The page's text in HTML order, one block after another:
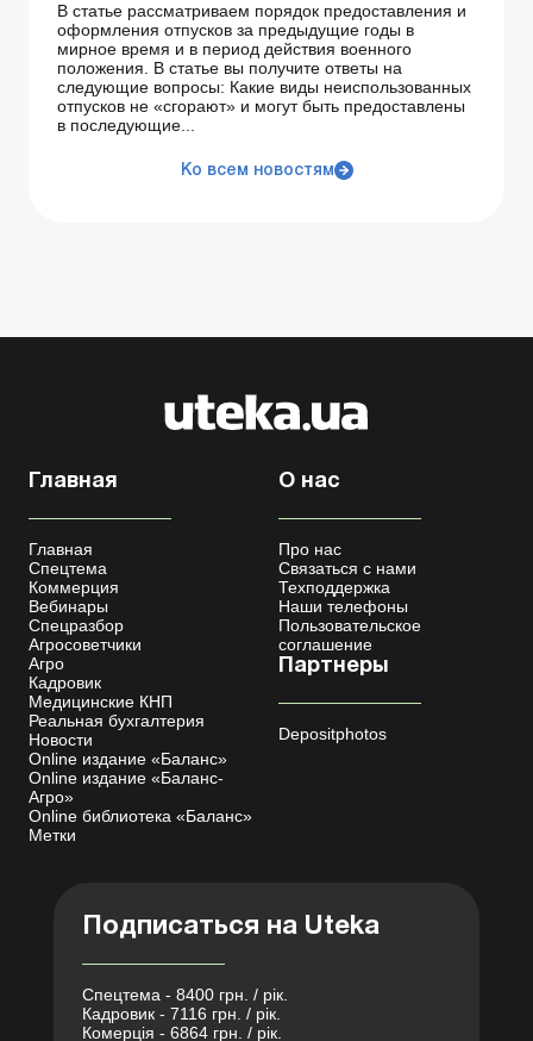
В статье рассматриваем порядок предоставления и
оформления отпусков за предыдущие годы в
мирное время и в период действия военного
положения. В статье вы получите ответы на
следующие вопросы: Какие виды неиспользованных
отпусков не «сгорают» и могут быть предоставлены
в последующие...
Ко всем новостям
Главная
Главная
Спецтема
Коммерция
Вебинары
Спецразбор
Агросоветчики
Агро
Кадровик
Медицинские КНП
Реальная бухгалтерия
Новости
Online издание «Баланс»
Online издание «Баланс-
Агро»
Online библиотека «Баланс»
Метки
О нас
Про нас
Связаться с нами
Техподдержка
Наши телефоны
Пользовательское
соглашение
Партнеры
Depositphotos
Подписаться на Uteka
Спецтема - 8400 грн. / рік.
Кадровик - 7116 грн. / рік.
Комерція - 6864 грн. / рік.